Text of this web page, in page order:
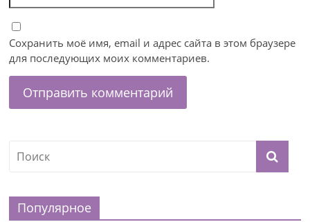
Сохранить моё имя, email и адрес сайта в этом браузере
для последующих моих комментариев.
Популярное